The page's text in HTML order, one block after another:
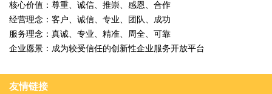
核心价值：尊重、诚信、推崇、感恩、合作
经营理念：客户、诚信、专业、团队、成功
服务理念：真诚、专业、精准、周全、可靠
企业愿景：成为较受信任的创新性企业服务开放平台
友情链接